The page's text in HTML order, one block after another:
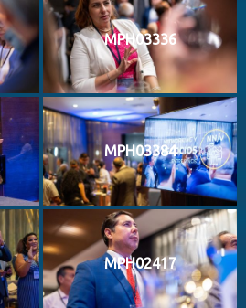
MPH03336
MPH03384
MPH02417